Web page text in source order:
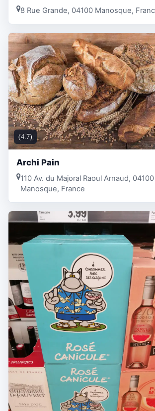
8 Rue Grande, 04100 Manosque,
(4.7)
Archi Pain
110 Av. du Majoral Raoul Arnaud, 04100
Manosque, France